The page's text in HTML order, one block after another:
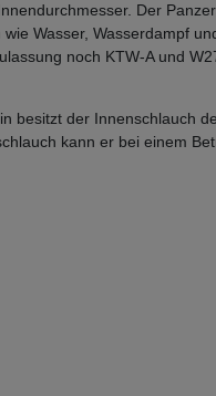
Der
Wasser, Wasserdampf
noch KTW-A und
besitzt der Innenschlauch
kann er bei einem